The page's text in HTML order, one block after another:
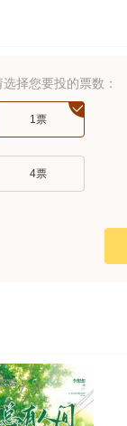
选择您要投的票数：
1票
4票